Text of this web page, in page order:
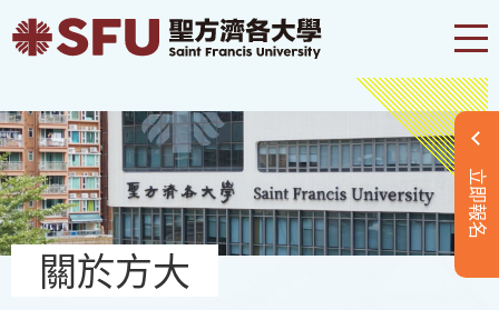
立即報名
關於方大